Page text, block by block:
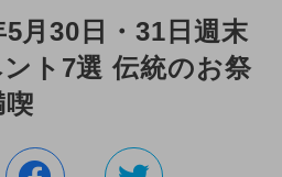
5月30日・31日週末
ト7選 伝統のお祭
喫